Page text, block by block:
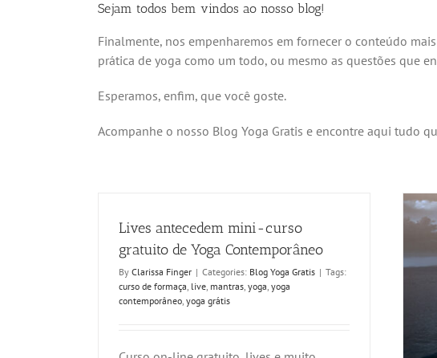
Sejam todos bem vindos ao nosso blog!
Finalmente, nos empenharemos em fornecer o conteúdo
prática de yoga como um todo, ou mesmo as questões que
Esperamos, enfim, que você goste.
Acompanhe o nosso Blog Yoga Gratis e encontre aqui tudo
Lives antecedem mini-curso
gratuito de Yoga Contemporâneo
By Clarissa Finger | Categories: Blog Yoga Gratis | Tags:
curso de formaça, live, mantras, yoga, yoga
contemporâneo, yoga grátis